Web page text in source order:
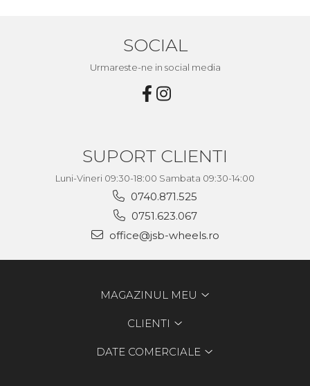
SOCIAL
Urmareste-ne in social media
SUPORT CLIENTI
Luni-Vineri 09:30-18:00 Sambata 09:30-14:00
0740.871.525
0751.623.067
office@jsb-wheels.ro
MAGAZINUL MEU
CLIENTI
DATE COMERCIALE